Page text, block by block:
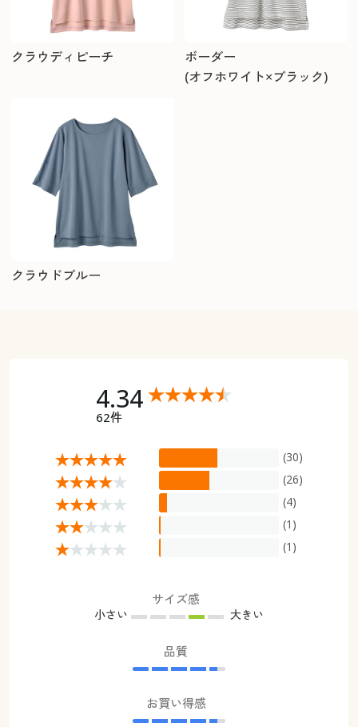
クラウディピーチ
ボーダー
(オフホワイト×ブラック)
クラウドブルー
4.34
62件
(30)
(26)
(4)
(1)
(1)
サイズ感
小さい 大きい
品質
お買い得感